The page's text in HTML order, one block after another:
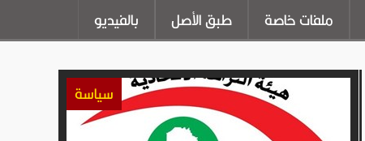
ملفات خاصة طبق الأصل بالفيديو
سياسة